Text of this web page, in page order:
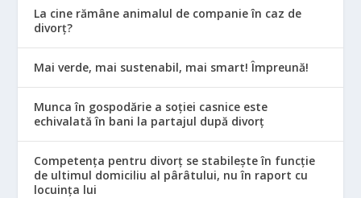
La cine rămâne animalul de companie în caz de
divorț?
Mai verde, mai sustenabil, mai smart! Împreună!
Munca în gospodărie a soției casnice este
echivalată în bani la partajul după divorț
Competența pentru divorț se stabilește în funcție
de ultimul domiciliu al pârâtului, nu în raport cu
locuinţa lui